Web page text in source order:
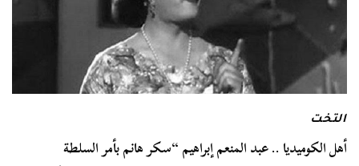
التخت
أهل الكوميديا .. عبد المنعم إبراهيم “سكر هانم بأمر السلطة